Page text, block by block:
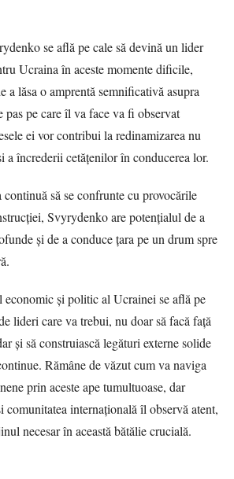
se află pe cale să devină un lider
Ucraina în aceste momente dificile,
a lăsa o amprentă semnificativă asupra
pe care îl va face va fi observat
ei vor contribui la redinamizarea nu
a încrederii cetățenilor în conducerea lor.
continuă să se confrunte cu provocările
Svyrydenko are potențialul de a
și de a conduce țara pe un drum spre
economic și politic al Ucrainei se află pe
lideri care va trebui, nu doar să facă față
și să construiască legături externe solide
Rămâne de văzut cum va naviga
prin aceste ape tumultuoase, dar
comunitatea internațională îl observă atent,
necesar în această bătălie crucială.